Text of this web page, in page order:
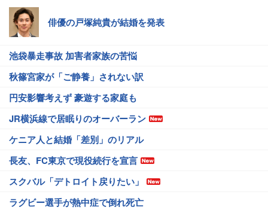
俳優の戸塚純貴が結婚を発表
池袋暴走事故 加害者家族の苦悩
秋篠宮家が「ご静養」されない訳
円安影響考えず 豪遊する家庭も
JR横浜線で居眠りのオーバーラン
ケニア人と結婚「差別」のリアル
長友、FC東京で現役続行を宣言
スクバル「デトロイト戻りたい」
ラグビー選手が熱中症で倒れ死亡